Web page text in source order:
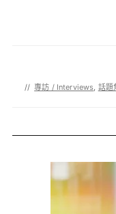
// 專訪 / Interviews, 話題